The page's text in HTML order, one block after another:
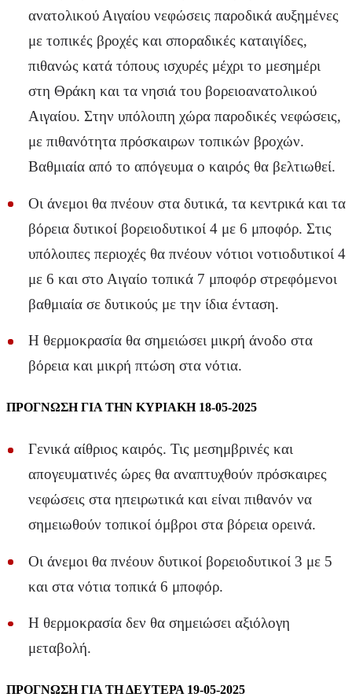
ανατολικού Αιγαίου νεφώσεις παροδικά αυξημένες
με τοπικές βροχές και σποραδικές καταιγίδες,
πιθανώς κατά τόπους ισχυρές μέχρι το μεσημέρι
στη Θράκη και τα νησιά του βορειοανατολικού
Αιγαίου. Στην υπόλοιπη χώρα παροδικές νεφώσεις,
με πιθανότητα πρόσκαιρων τοπικών βροχών.
Βαθμιαία από το απόγευμα ο καιρός θα βελτιωθεί.
Οι άνεμοι θα πνέουν στα δυτικά, τα κεντρικά και τα
βόρεια δυτικοί βορειοδυτικοί 4 με 6 μποφόρ. Στις
υπόλοιπες περιοχές θα πνέουν νότιοι νοτιοδυτικοί 4
με 6 και στο Αιγαίο τοπικά 7 μποφόρ στρεφόμενοι
βαθμιαία σε δυτικούς με την ίδια ένταση.
Η θερμοκρασία θα σημειώσει μικρή άνοδο στα
βόρεια και μικρή πτώση στα νότια.
ΠΡΟΓΝΩΣΗ ΓΙΑ ΤΗΝ ΚΥΡΙΑΚΗ 18-05-2025
Γενικά αίθριος καιρός. Τις μεσημβρινές και
απογευματινές ώρες θα αναπτυχθούν πρόσκαιρες
νεφώσεις στα ηπειρωτικά και είναι πιθανόν να
σημειωθούν τοπικοί όμβροι στα βόρεια ορεινά.
Οι άνεμοι θα πνέουν δυτικοί βορειοδυτικοί 3 με 5
και στα νότια τοπικά 6 μποφόρ.
Η θερμοκρασία δεν θα σημειώσει αξιόλογη
μεταβολή.
ΠΡΟΓΝΩΣΗ ΓΙΑ ΤΗ ΔΕΥΤΕΡΑ 19-05-2025